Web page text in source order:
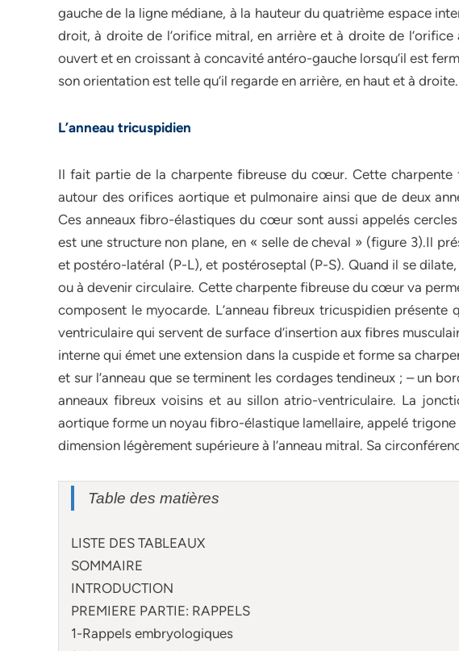
gauche de la ligne médiane, à la hauteur du quatrième espace
droit, à droite de l’orifice mitral, en arrière et à droite de
ouvert et en croissant à concavité antéro-gauche lorsqu’il est
son orientation est telle qu’il regarde en arrière, en haut et à droite.
L’anneau tricuspidien
Il fait partie de la charpente fibreuse du cœur. Cette charpente
autour des orifices aortique et pulmonaire ainsi que de deux
Ces anneaux fibro-élastiques du cœur sont aussi appelés
est une structure non plane, en « selle de cheval » (figure 3).Il
et postéro-latéral (P-L), et postéroseptal (P-S). Quand il se
ou à devenir circulaire. Cette charpente fibreuse du cœur va
composent le myocarde. L’anneau fibreux tricuspidien
ventriculaire qui servent de surface d’insertion aux fibres
interne qui émet une extension dans la cuspide et forme sa
et sur l’anneau que se terminent les cordages tendineux ; – un
anneaux fibreux voisins et au sillon atrio-ventriculaire. La
aortique forme un noyau fibro-élastique lamellaire, appelé
dimension légèrement supérieure à l’anneau mitral. Sa
Table des matières
LISTE DES TABLEAUX
SOMMAIRE
INTRODUCTION
PREMIERE PARTIE: RAPPELS
1-Rappels embryologiques